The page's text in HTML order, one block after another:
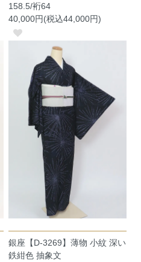
158.5/裄64
40,000円(税込44,000円)
銀座【D-3269】薄物 小紋 深い
鉄紺色 抽象文